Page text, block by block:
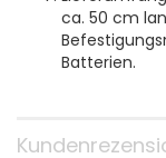
ca. 50 cm
Batterien.